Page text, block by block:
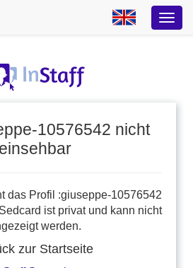
10576542 nicht
einsehbar
das Profil :giuseppe-10576542
ist privat und kann nicht
werden.
zur Startseite